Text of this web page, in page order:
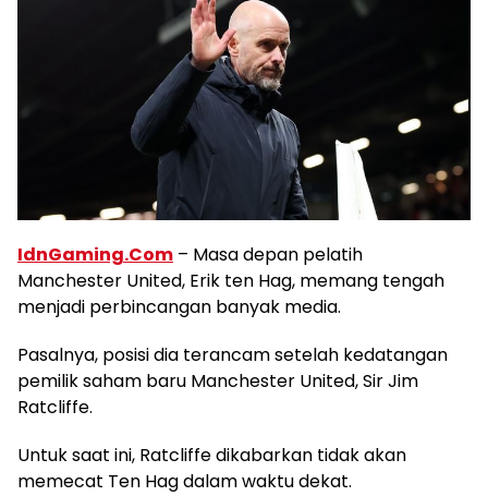
IdnGaming.Com – Masa depan pelatih
Manchester United, Erik ten Hag, memang tengah
menjadi perbincangan banyak media.
Pasalnya, posisi dia terancam setelah kedatangan
pemilik saham baru Manchester United, Sir Jim
Ratcliffe.
Untuk saat ini, Ratcliffe dikabarkan tidak akan
memecat Ten Hag dalam waktu dekat.